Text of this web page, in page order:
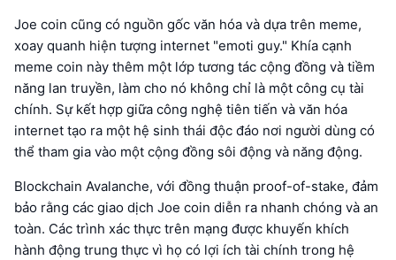
Joe coin cũng có nguồn gốc văn hóa và dựa trên meme,
xoay quanh hiện tượng internet "emoti guy." Khía cạnh
meme coin này thêm một lớp tương tác cộng đồng và tiềm
năng lan truyền, làm cho nó không chỉ là một công cụ tài
chính. Sự kết hợp giữa công nghệ tiên tiến và văn hóa
internet tạo ra một hệ sinh thái độc đáo nơi người dùng có
thể tham gia vào một cộng đồng sôi động và năng động.
Blockchain Avalanche, với đồng thuận proof-of-stake, đảm
bảo rằng các giao dịch Joe coin diễn ra nhanh chóng và an
toàn. Các trình xác thực trên mạng được khuyến khích
hành động trung thực vì họ có lợi ích tài chính trong hệ